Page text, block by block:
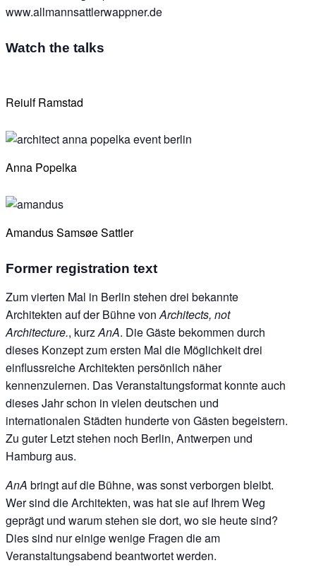
www.allmannsattlerwappner.de
Watch the talks
Reiulf Ramstad
Anna Popelka
Amandus Samsøe Sattler
Former registration text
Zum vierten Mal in Berlin stehen drei bekannte
Architekten auf der Bühne vonArchitects, not
Architecture., kurzAnA. Die Gäste bekommen durch
dieses Konzept zum ersten Mal die Möglichkeit drei
einflussreiche Architekten persönlich näher
kennenzulernen. Das Veranstaltungsformat konnte auch
dieses Jahr schon in vielen deutschen und
internationalen Städten hunderte von Gästen begeistern.
Zu guter Letzt stehen noch Berlin, Antwerpen und
Hamburg aus.
AnA bringt auf die Bühne, was sonst verborgen bleibt.
Wer sind die Architekten, was hat sie auf Ihrem Weg
geprägt und warum stehen sie dort, wo sie heute sind?
Dies sind nur einige wenige Fragen die am
Veranstaltungsabend beantwortet werden.